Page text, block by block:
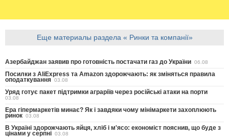
Еще материалы раздела « Ринки та компанії»
Азербайджан заявив про готовність постачати газ до України 06.08
Посилки з AliExpress та Amazon здорожчають: як зміняться правила
оподаткування 03.08
Уряд готує пакет підтримки аграріїв через російські атаки на порти
03.08
Ера гіпермаркетів минає? Як і завдяки чому мінімаркети захоплюють
ринок 03.08
В Україні здорожчають яйця, хліб і м'ясо: економіст пояснив, що буде з
цінами у серпні 03.08